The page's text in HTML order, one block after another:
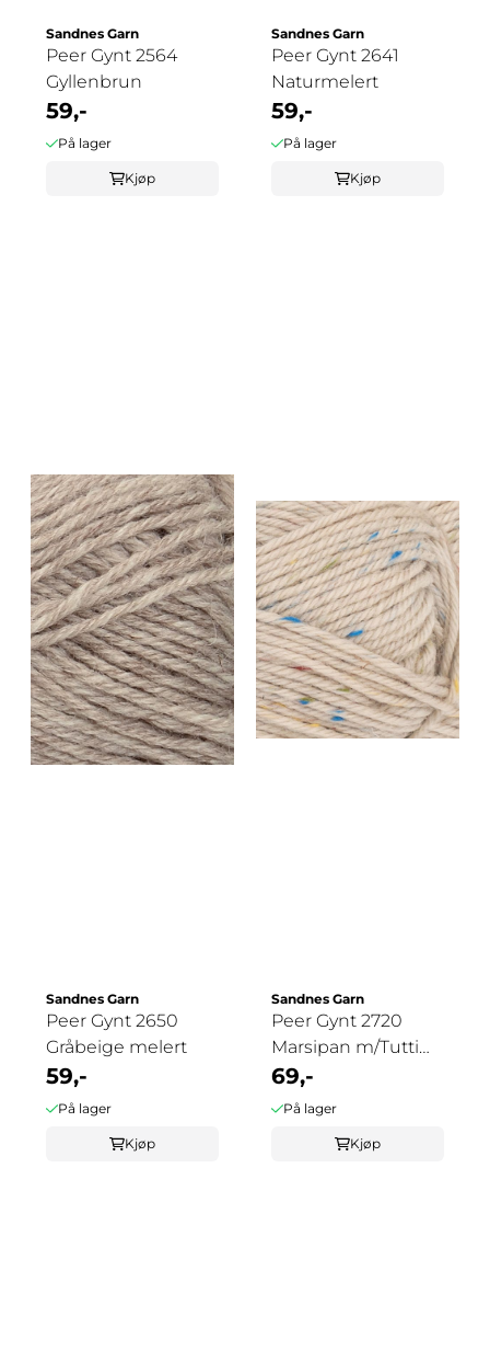
Sandnes Garn
Peer Gynt 2564
Gyllenbrun
59,-
På lager
Kjøp
Sandnes Garn
Peer Gynt 2641
Naturmelert
59,-
På lager
Kjøp
Sandnes Garn
Peer Gynt 2650
Gråbeige melert
59,-
På lager
Kjøp
Sandnes Garn
Peer Gynt 2720
Marsipan m/Tutti
Frutti Tweed
69,-
På lager
Kjøp